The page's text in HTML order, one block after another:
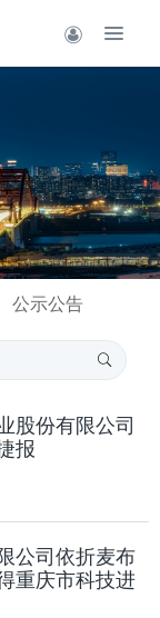
公示公告
份有限公司
报
公司依折麦布
重庆市科技进